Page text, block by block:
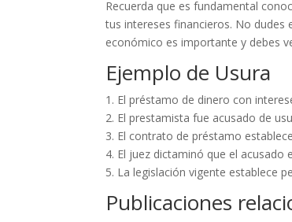
Recuerda que es fundamental
tus intereses financieros. No dudes
económico es importante y debes
Ejemplo de Usura
1. El préstamo de dinero con
2. El prestamista fue acusado de
3. El contrato de préstamo
4. El juez dictaminó que el acusado
5. La legislación vigente establece
Publicaciones